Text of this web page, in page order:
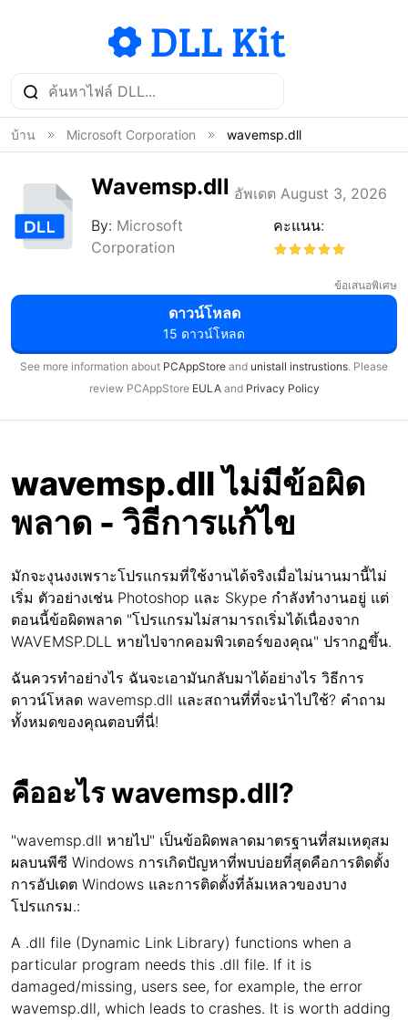
บ้าน Microsoft Corporation wavemsp.dll
Wavemsp.dll อัพเดต August 3, 2026
By: Microsoft
Corporation
คะแนน:
ข้อเสนอพิเศษ
ดาวน์โหลด
15 ดาวน์โหลด
See more information about PCAppStore and unistall instrustions. Please
review PCAppStore EULAand Privacy Policy
wavemsp.dll ไม่มีข้อผิด
พลาด - วิธีการแก้ไข
มักจะงุนงงเพราะโปรแกรมที่ใช้งานได้จริงเมื่อไม่นานมานี้ไม่
เริ่ม ตัวอย่างเช่น Photoshop และ Skype กำลังทำงานอยู่ แต่
ตอนนี้ข้อผิดพลาด "โปรแกรมไม่สามารถเริ่มได้เนื่องจาก
WAVEMSP.DLL หายไปจากคอมพิวเตอร์ของคุณ" ปรากฏขึ้น.
ฉันควรทำอย่างไร ฉันจะเอามันกลับมาได้อย่างไร วิธีการ
ดาวน์โหลด wavemsp.dll และสถานที่ที่จะนำไปใช้? คำถาม
ทั้งหมดของคุณตอบที่นี่!
คืออะไร wavemsp.dll?
"wavemsp.dll หายไป" เป็นข้อผิดพลาดมาตรฐานที่สมเหตุสม
ผลบนพีซี Windows การเกิดปัญหาที่พบบ่อยที่สุดคือการติดตั้ง
การอัปเดต Windows และการติดตั้งที่ล้มเหลวของบาง
โปรแกรม.:
A .dll file (Dynamic Link Library) functions when a
particular program needs this .dll file. If it is
damaged/missing, users see, for example, the error
wavemsp.dll, which leads to crashes. It is worth adding